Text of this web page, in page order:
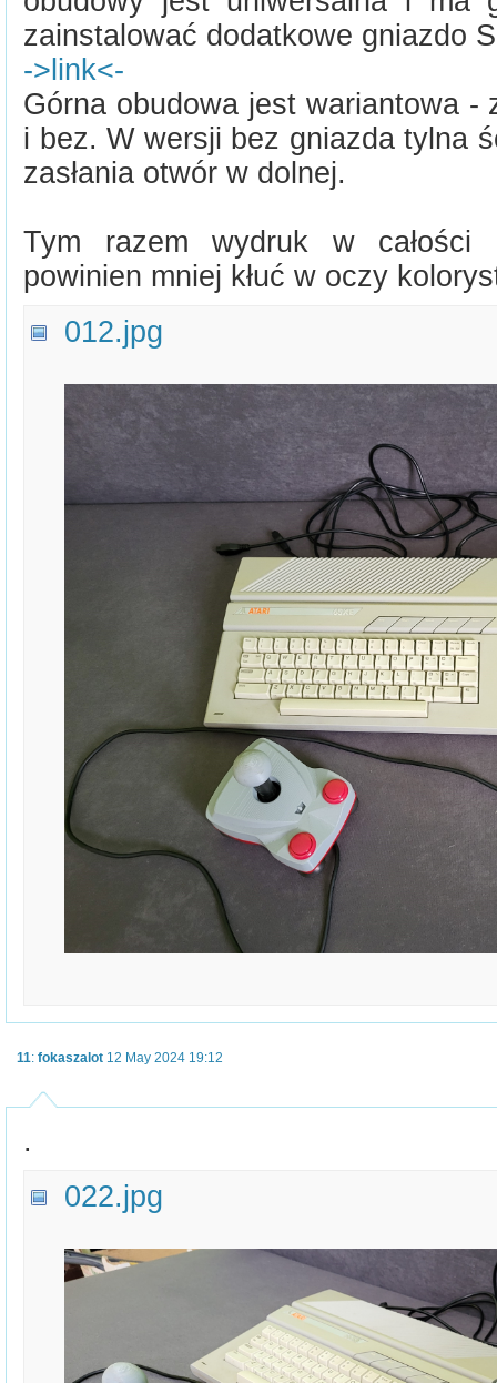
zainstalować dodatkowe gniazdo
->link<-
Górna obudowa jest wariantowa -
i bez. W wersji bez gniazda tylna
zasłania otwór w dolnej.
Tym razem wydruk w całości
powinien mniej kłuć w oczy
012.jpg
11: fokaszalot 12 May 2024 19:12
.
022.jpg